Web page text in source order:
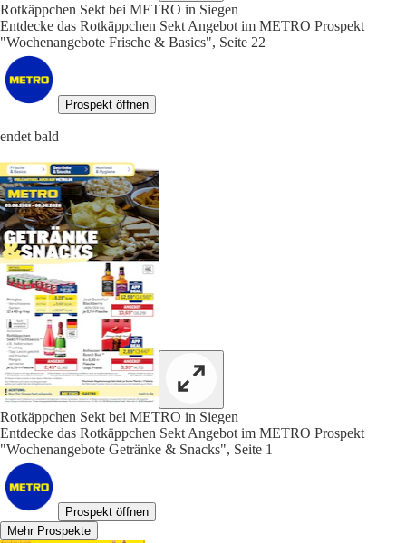
Rotkäppchen Sekt bei METRO in Siegen
Entdecke das Rotkäppchen Sekt Angebot im METRO Prospekt
"Wochenangebote Frische & Basics", Seite 22
Prospekt öffnen
endet bald
Rotkäppchen Sekt bei METRO in Siegen
Entdecke das Rotkäppchen Sekt Angebot im METRO Prospekt
"Wochenangebote Getränke & Snacks", Seite 1
Prospekt öffnen
Mehr Prospekte